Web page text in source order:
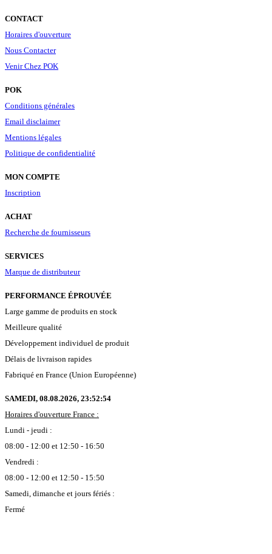
CONTACT
Horaires d'ouverture
Nous Contacter
Venir Chez POK
POK
Conditions générales
Email disclaimer
Mentions légales
Politique de confidentialité
MON COMPTE
Inscription
ACHAT
Recherche de fournisseurs
SERVICES
Marque de distributeur
PERFORMANCE ÉPROUVÉE
Large gamme de produits en stock
Meilleure qualité
Développement individuel de produit
Délais de livraison rapides
Fabriqué en France (Union Européenne)
SAMEDI, 08.08.2026, 23:52:54
Horaires d'ouverture France :
Lundi - jeudi :
08:00 - 12:00 et 12:50 - 16:50
Vendredi :
08:00 - 12:00 et 12:50 - 15:50
Samedi, dimanche et jours fériés :
Fermé